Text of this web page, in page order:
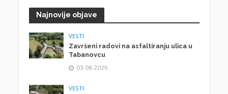
Najnovije objave
VESTI
Završeni radovi na asfaltiranju ulica u
Tabanovcu
03.08.2026.
VESTI